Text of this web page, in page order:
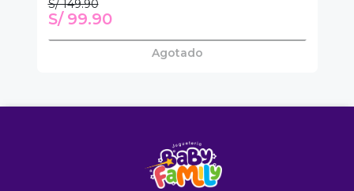
S/ 149.90
S/ 99.90
Agotado